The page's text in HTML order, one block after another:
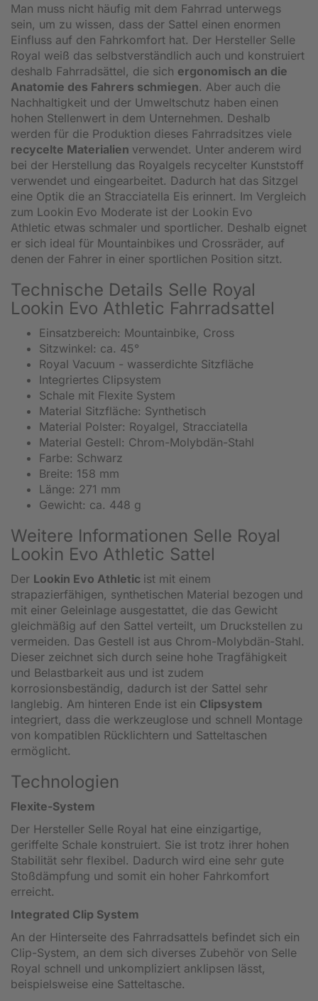
Man muss nicht häufig mit dem Fahrrad unterwegs
sein, um zu wissen, dass der Sattel einen enormen
Einfluss auf den Fahrkomfort hat. Der Hersteller Selle
Royal weiß das selbstverständlich auch und konstruiert
deshalb Fahrradsättel, die sich ergonomisch an die
Anatomie des Fahrers schmiegen. Aber auch die
Nachhaltigkeit und der Umweltschutz haben einen
hohen Stellenwert in dem Unternehmen. Deshalb
werden für die Produktion dieses Fahrradsitzes viele
recycelte Materialien verwendet. Unter anderem wird
bei der Herstellung das Royalgels recycelter Kunststoff
verwendet und eingearbeitet. Dadurch hat das Sitzgel
eine Optik die an Stracciatella Eis erinnert. Im Vergleich
zum Lookin Evo Moderate ist der Lookin Evo
Athletic etwas schmaler und sportlicher. Deshalb eignet
er sich ideal für Mountainbikes und Crossräder, auf
denen der Fahrer in einer sportlichen Position sitzt.
Technische Details Selle Royal
Lookin Evo Athletic Fahrradsattel
Einsatzbereich: Mountainbike, Cross
Sitzwinkel: ca. 45°
Royal Vacuum - wasserdichte Sitzfläche
Integriertes Clipsystem
Schale mit Flexite System
Material Sitzfläche: Synthetisch
Material Polster: Royalgel, Stracciatella
Material Gestell: Chrom-Molybdän-Stahl
Farbe: Schwarz
Breite: 158 mm
Länge: 271 mm
Gewicht: ca. 448 g
Weitere Informationen Selle Royal
Lookin Evo Athletic Sattel
Der Lookin Evo Athletic ist mit einem
strapazierfähigen, synthetischen Material bezogen und
mit einer Geleinlage ausgestattet, die das Gewicht
gleichmäßig auf den Sattel verteilt, um Druckstellen zu
vermeiden. Das Gestell ist aus Chrom-Molybdän-Stahl.
Dieser zeichnet sich durch seine hohe Tragfähigkeit
und Belastbarkeit aus und ist zudem
korrosionsbeständig, dadurch ist der Sattel sehr
langlebig. Am hinteren Ende ist ein Clipsystem
integriert, dass die werkzeuglose und schnell Montage
von kompatiblen Rücklichtern und Satteltaschen
ermöglicht.
Technologien
Flexite-System
Der Hersteller Selle Royal hat eine einzigartige,
geriffelte Schale konstruiert. Sie ist trotz ihrer hohen
Stabilität sehr flexibel. Dadurch wird eine sehr gute
Stoßdämpfung und somit ein hoher Fahrkomfort
erreicht.
Integrated Clip System
An der Hinterseite des Fahrradsattels befindet sich ein
Clip-System, an dem sich diverses Zubehör von Selle
Royal schnell und unkompliziert anklipsen lässt,
beispielsweise eine Satteltasche.